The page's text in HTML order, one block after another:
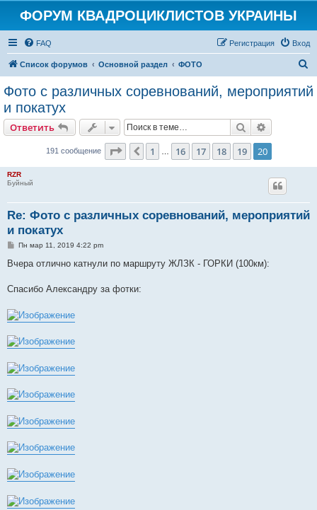
ФОРУМ КВАДРОЦИКЛИСТОВ УКРАИНЫ
FAQ Вход
Регистрация
Список форумов Основной раздел ФОТО
и
Фото с различных соревнований, мероприятий
и покатух
Ответить Поиск
191 сообщение Страница 20из 20
Пред.
1 16 17 18 19 20
RZR
Буйный
Re: Фото с различных соревнований, мероприятий
и покатух
С
о
е
е
Пн мар 11, 2019 4:22 pm
Вчера отлично катнули по маршруту ЖЛЗК - ГОРКИ (100км):
Спасибо Александру за фотки: